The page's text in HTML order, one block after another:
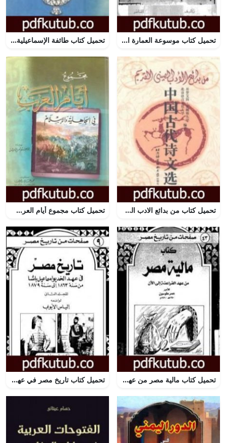
تحميل كتاب موسوعة العمارة الإسلامية في مصر من الفتح الإسلامي حتى عهد محمد علي PDF تأليف محمد حمزة إسماعيل الحداد مجانا [كامل] تحميل كتاب طائفة الإسماعيلية – تاريخها، نظمها، عقائدها PDF تأليف محمد كامل حسين مجانا [كامل]
تحميل كتاب من بدائع الادب الصيني القديم PDF تأليف مجموعة من المؤلفين مجانا [كامل] تحميل كتاب مجموع أيام العرب في الجاهلية والإسلام PDF تأليف إبراهيم شمس الدين مجانا [كامل]
تحميل كتاب مالية مصر من عهد الفراعنة إلى الآن – نسخة أخرى PDF تأليف عمر طوسون مجانا [كامل] تحميل كتاب تاريخ مصر في عهد الخديوي إسماعيل باشا – المجلد الثاني PDF تأليف إلياس الأيوبي مجانا [كامل]